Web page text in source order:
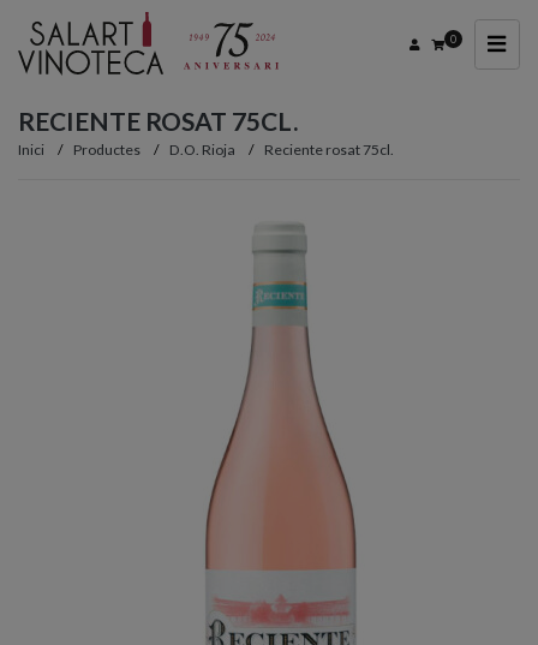
0
RECIENTE ROSAT 75CL.
Inici Productes D.O. Rioja Reciente rosat 75cl.